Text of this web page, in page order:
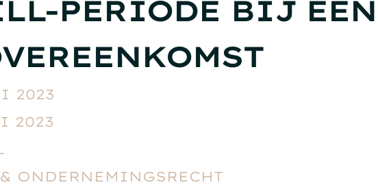
PERIODE BIJ EEN
2023
2023
ONDERNEMINGSRECHT